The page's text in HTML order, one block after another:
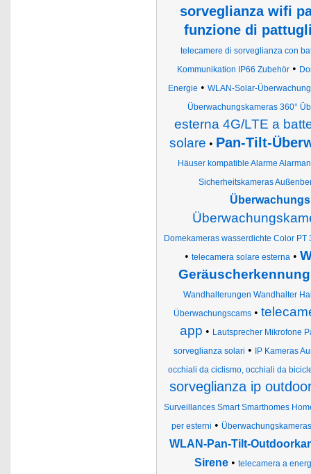
sorveglianza wifi
funzione di
telecamere di sorveglianza con
Kommunikation IP66 Zubehör•
Energie • WLAN-Solar-
Überwachungskameras 360°
esterna 4G/LTE a
solare • Pan-Tilt-
Häuser kompatible Alarme
Sicherheitskameras
Domekameras wasserdichte Color PT
• telecamera solare esterna •
Wandhalterungen Wandhalter
Überwachungscams •
app • Lautsprecher Mikrofone
sorveglianza solari •
IP Kameras
occhiali da ciclismo, occhiali da
sorveglianza ip
Surveillances Smart Smarthomes
per esterni •
WLAN-Pan-Tilt-
Sirene • telecamera a